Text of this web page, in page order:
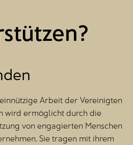
Arbeit der Vereinigten
wird ermöglicht durch die
von engagierten Menschen
Sie tragen mit ihrem